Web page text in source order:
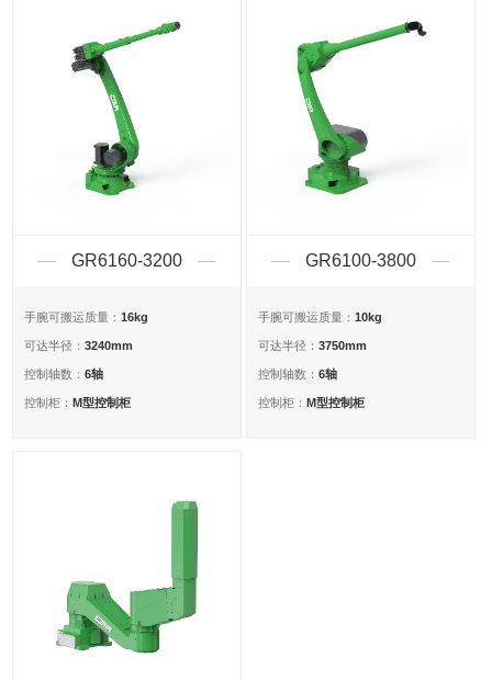
GR6160-3200
手腕可搬运质量：16kg
可达半径：3240mm
控制轴数：6轴
控制柜： M型控制柜
GR6100-3800
手腕可搬运质量： 10kg
可达半径： 3750mm
控制轴数： 6轴
控制柜： M型控制柜